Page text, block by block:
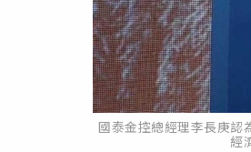
國泰金控總經理李長庚認
經